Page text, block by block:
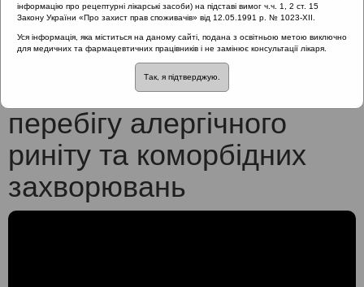
Лікування в залежності
від ступеня тяжкості
перебігу алергічного
риніту та коморбідних
захворювань
інформацію про рецептурні лікарські засоби) на підставі вимог ч.ч. 1, 2 ст. 15
Закону України «Про захист прав споживачів» від 12.05.1991 р. № 1023-XII.
Уся інформація, яка міститься на даному сайті, подана з освітньою метою виключно
для медичних та фармацевтичних працівників і не замінює консультації лікаря.
Так, я підтверджую.